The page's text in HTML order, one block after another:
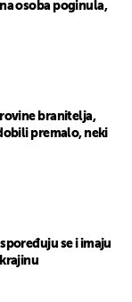
osoba poginula,
branitelja,
premalo, neki
se i imaju